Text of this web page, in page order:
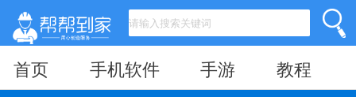
首页 手机软件 手游 教程